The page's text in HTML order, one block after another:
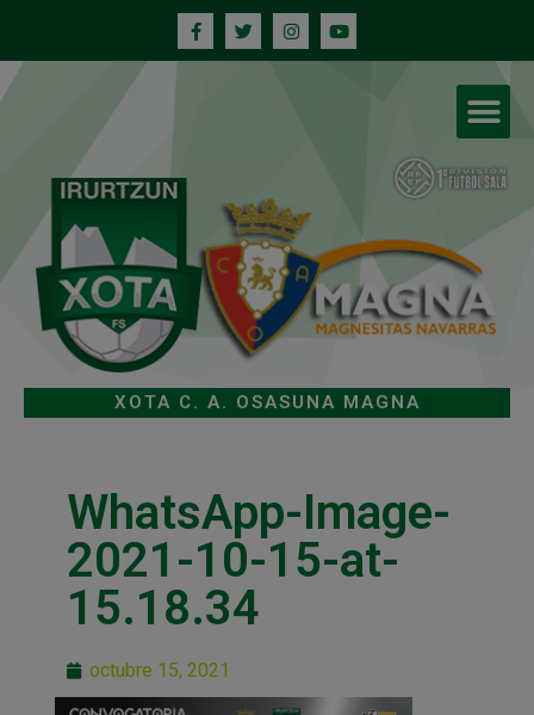
XOTA C. A. OSASUNA MAGNA
WhatsApp-Image-
2021-10-15-at-
15.18.34
octubre 15, 2021